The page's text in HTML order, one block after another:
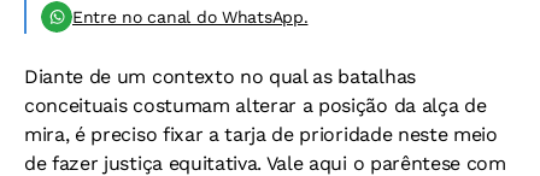
Entre no canal do WhatsApp.
Diante de um contexto no qual as batalhas
conceituais costumam alterar a posição da alça de
mira, é preciso fixar a tarja de prioridade neste meio
de fazer justiça equitativa. Vale aqui o parêntese com